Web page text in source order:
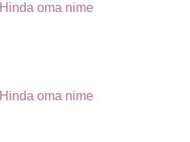
Hinda oma nime
Hinda oma nime